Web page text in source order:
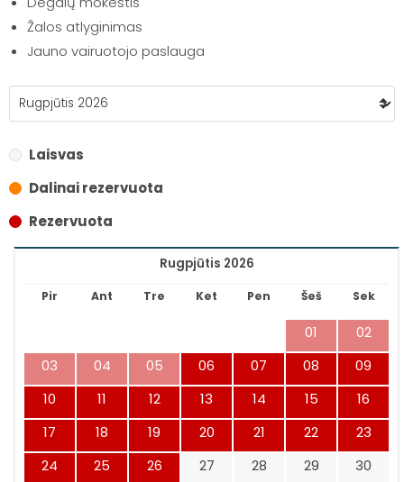
Žalos atlyginimas
Jauno vairuotojo paslauga
Laisvas
Dalinai rezervuota
Rezervuota
Rugpjūtis 2026
Pir Ant Tre Ket Pen Šeš Sek
01
02
03
04 05 06 07 08
09
10
11 12 13 14 15
16
17
18 19 20 21 22
23
24
25 26 27 28 29 30